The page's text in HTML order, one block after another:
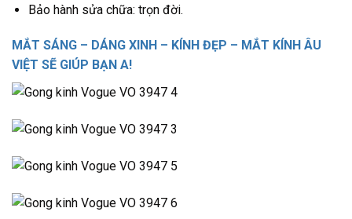
Bảo hành sửa chữa: trọn đời.
MẮT SÁNG – DÁNG XINH – KÍNH ĐẸP – MẮT KÍNH ÂU
VIỆT SẼ GIÚP BẠN A!